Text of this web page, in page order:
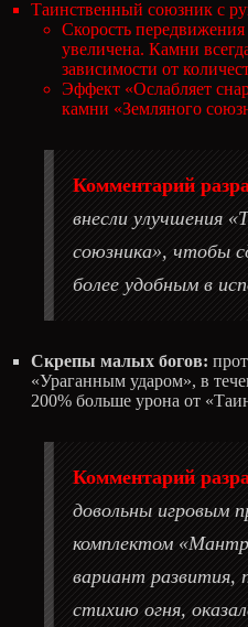
Таинственный союзник с
Скорость
увеличена. Камни
зависимости от
Эффект «Ослабляет
камни «Земляного
Комментарий
внесли улучшения
союзника», чтобы
более удобным в
Скрепы малых богов:
«Ураганным ударом», в
200% больше урона от
Комментарий
довольны игровым
комплектом
вариант развития,
стихию огня,